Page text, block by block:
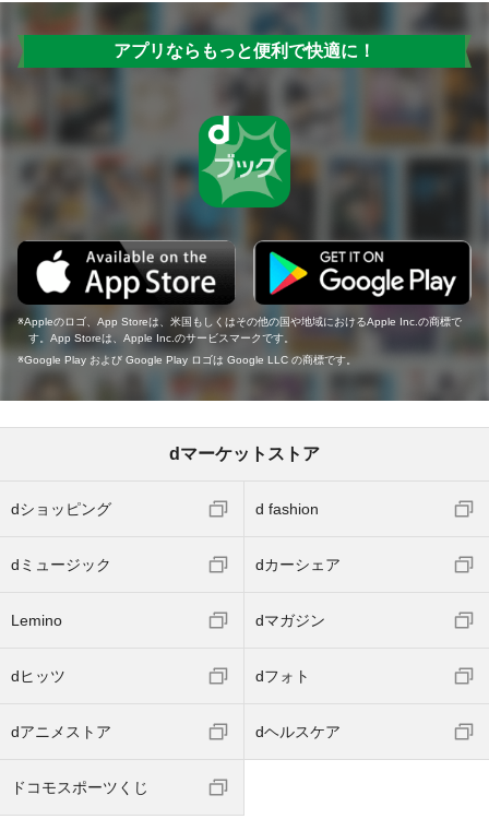
アプリならもっと便利で快適に！
Appleのロゴ、App Storeは、米国もしくはその他の国や地域におけるApple Inc.の商標で
す。App Storeは、Apple Inc.のサービスマークです。
Google Play および Google Play ロゴは Google LLC の商標です。
dマーケットストア
dショッピング d fashion
dミュージック dカーシェア
Lemino dマガジン
dヒッツ dフォト
dアニメストア dヘルスケア
ドコモスポーツくじ